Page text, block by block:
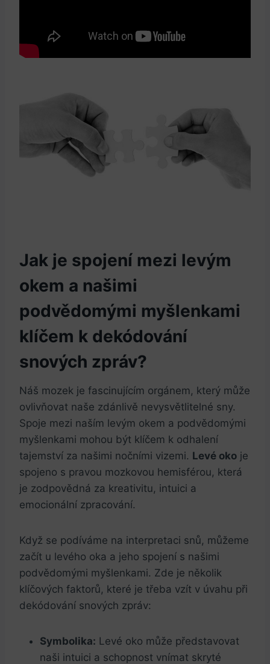
Jak je spojení mezi levým
okem a našimi
podvědomými myšlenkami
klíčem k dekódování
snových zpráv?
Náš mozek je fascinujícím orgánem, který může
ovlivňovat naše zdánlivě nevysvětlitelné sny.
Spoje mezi naším levým okem a podvědomými
myšlenkami mohou být klíčem k odhalení
tajemství za našimi nočními vizemi. Levé oko je
spojeno s pravou mozkovou hemisférou, která
je zodpovědná za kreativitu, intuici a
emocionální zpracování.
Když se podíváme na interpretaci snů, můžeme
začít u levého oka a jeho spojení s našimi
podvědomými myšlenkami. Zde je několik
klíčových faktorů, které je třeba vzít v úvahu při
dekódování snových zpráv:
Symbolika: Levé oko může představovat
naši intuici a schopnost vnímat skryté